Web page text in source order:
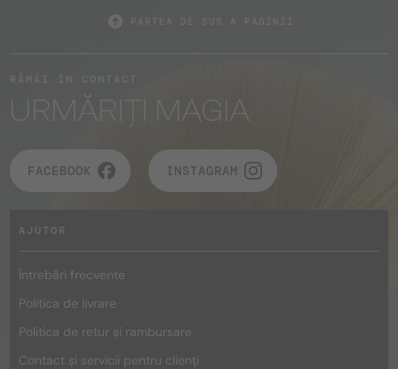
URMĂRIȚI MAGIA
FACEBOOK INSTAGRAM
AJUTOR
Întrebări frecvente
Politica de livrare
Politica de retur și rambursare
Contact și servicii pentru clienți